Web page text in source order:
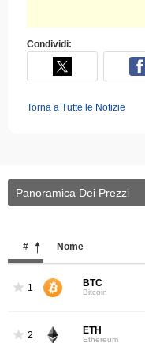
Condividi:
Torna a Tutte le Notizie
Panoramica Dei Prezzi
# Nome
1 BTC
Bitcoin
2 ETH
Ethereum